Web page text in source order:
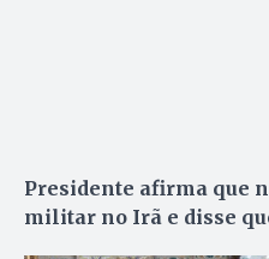
Presidente afirma que
militar no Irã e disse